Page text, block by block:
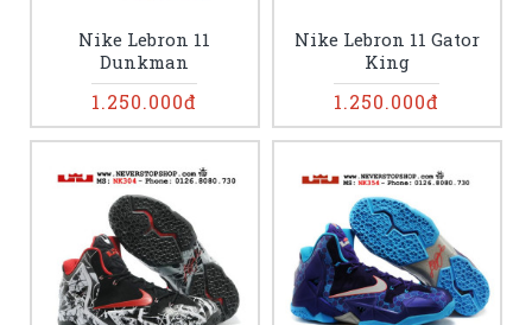
Nike Lebron 11
Dunkman
1.250.000đ
Nike Lebron 11 Gator
King
1.250.000đ